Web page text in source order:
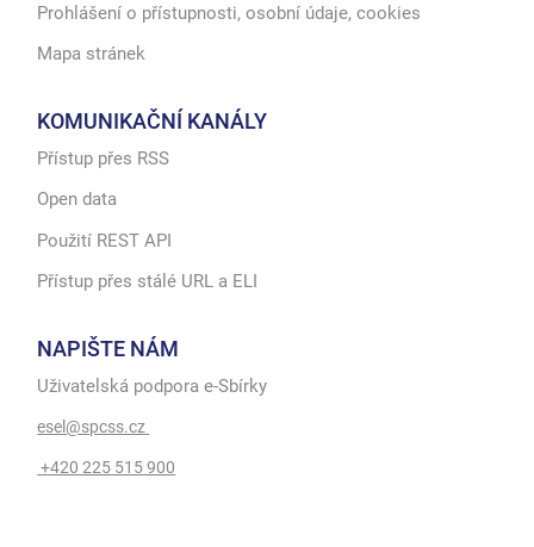
Prohlášení o přístupnosti, osobní údaje, cookies
Mapa stránek
KOMUNIKAČNÍ KANÁLY
Přístup přes RSS
Open data
Použití REST API
Přístup přes stálé URL a ELI
NAPIŠTE NÁM
Uživatelská podpora e-Sbírky
esel@spcss.cz
+420 225 515 900